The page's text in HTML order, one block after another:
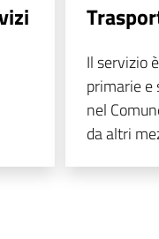
Il servizio
primarie e
nel
da altri